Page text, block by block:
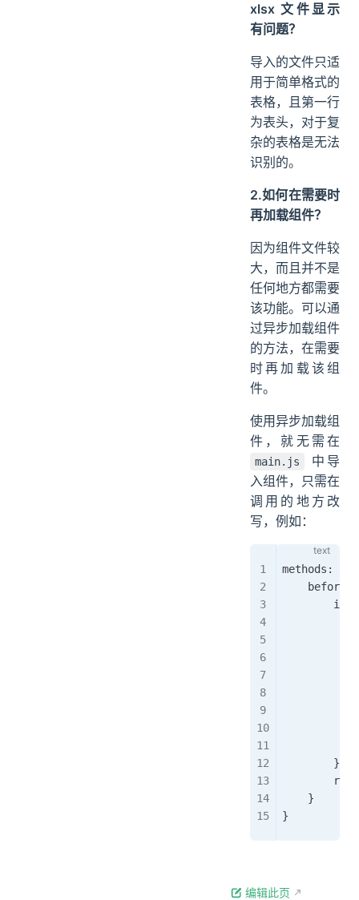
xlsx 文件显示
有问题？
导入的文件只适
用于简单格式的
表格，且第一行
为表头，对于复
杂的表格是无法
识别的。
2.如何在需要时
再加载组件？
因为组件文件较
大，而且并不是
任何地方都需要
该功能。可以通
过异步加载组件
的方法，在需要
时再加载该组
件。
使用异步加载组
件，就无需在
main.js
中导
入组件，只需在
调用的地方改
写，例如：
methods: {
        });
    }
}
编辑此页